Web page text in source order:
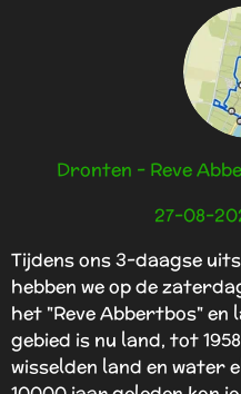
Dronten - Reve
27-08-
Tijdens ons 3-daagse
hebben we op de
het "Reve Abbertbos"
gebied is nu land, tot
wisselden land en water